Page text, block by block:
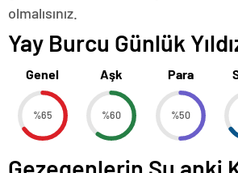
olmalısınız.
Yay Burcu Günlük
Genel
%65
Aşk
%60
Para
%50